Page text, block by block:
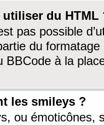
utiliser du HTML
pas possible
du
BBCode à la
les smileys ?
ou émoticônes,